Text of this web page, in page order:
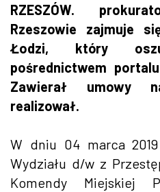
RZESZÓW.
Rzeszowie zajmuje
Łodzi, który
pośrednictwem
Zawierał umowy
realizował.
W dniu 04 marca
Wydziału d/w z
Komendy Miejskiej